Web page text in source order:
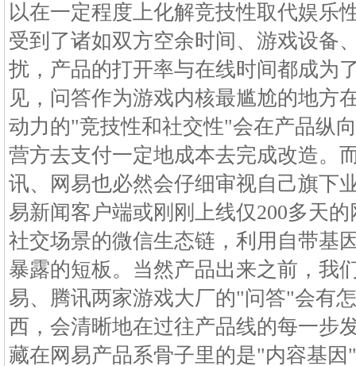
以在一定程度上化解竞技性取代娱乐
受到了诸如双方空余时间、游戏设备
扰，产品的打开率与在线时间都成为
见，问答作为游戏内核最尴尬的地方
动力的"竞技性和社交性"会在产品纵
营方去支付一定地成本去完成改造。
讯、网易也必然会仔细审视自己旗下
易新闻客户端或刚刚上线仅200多天
社交场景的微信生态链，利用自带基
暴露的短板。当然产品出来之前，我
易、腾讯两家游戏大厂的"问答"会有
西，会清晰地在过往产品线的每一步
藏在网易产品系骨子里的是"内容基